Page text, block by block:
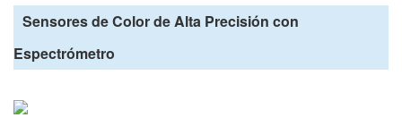
Sensores de Color de Alta Precisión con
Espectrómetro